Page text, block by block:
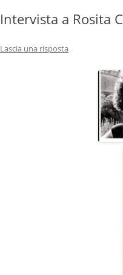
Intervista a Rosita
Lascia una risposta